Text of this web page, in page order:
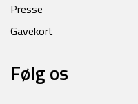
Presse
Gavekort
Følg os